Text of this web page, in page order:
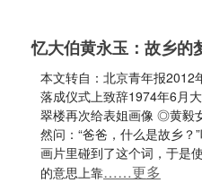
忆大伯黄永玉：故乡的
本文转自：北京青年报2012
落成仪式上致辞1974年6月
翠楼再次给表姐画像 ◎黄毅
然问：“爸爸，什么是故乡
画片里碰到了这个词，于是
的意思上靠……更多